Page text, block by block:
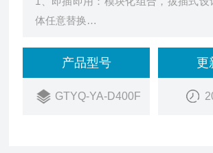
体任意替换
全隐患及时发现
3、免校准模组：免校准传感器模组，
无需重新标气
4、寿命自动检测：传感器寿命自动
产品型号
GTYQ-YA-D400F
更